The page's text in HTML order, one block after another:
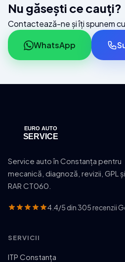
Nu găsești ce cauți?
Contactează-ne și îți spunem
WhatsApp
Service auto în Constanța pentru
mecanică, diagnoză, revizii, GPL și
RAR CT060.
4.4/5 din 305 recenzii
SERVICII
ITP Constanța